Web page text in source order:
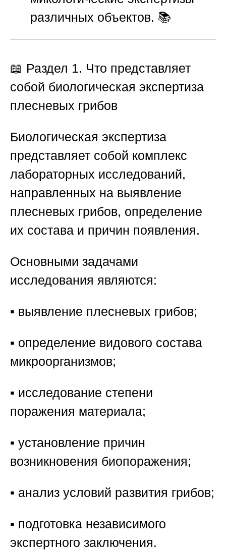
различных объектов. 📚
📖 Раздел 1. Что представляет
собой биологическая экспертиза
плесневых грибов
Биологическая экспертиза
представляет собой комплекс
лабораторных исследований,
направленных на выявление
плесневых грибов, определение
их состава и причин появления.
Основными задачами
исследования являются:
▪️ выявление плесневых грибов;
▪️ определение видового состава
микроорганизмов;
▪️ исследование степени
поражения материала;
▪️ установление причин
возникновения биопоражения;
▪️ анализ условий развития грибов;
▪️ подготовка независимого
экспертного заключения.